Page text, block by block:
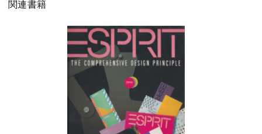
関連書籍